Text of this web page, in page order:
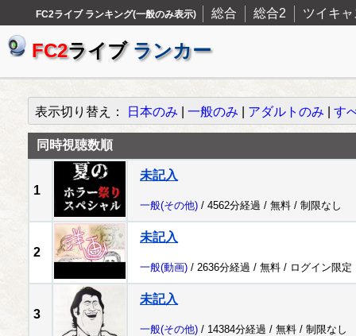
FC2ライブ ランキング(一般のみ表示) 総合 総合2 ツイキャ
FC2ライブ ランカー
表示切り替え： 日本のみ 一般のみ アダルトのみ す
同時視聴数順
1
未記入
一般(その他) / 4562分経過 / 無料 / 制限なし
2
未記入
一般(動画) / 2636分経過 / 無料 / ログイン限定
3
未記入
一般(その他) / 14384分経過 / 無料 / 制限なし